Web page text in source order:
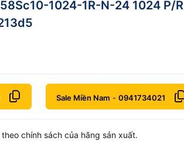
1024-1R-N-24 1024 P/R
Sale Miền Nam -0941734021
chính sách của hãng sản xuất.